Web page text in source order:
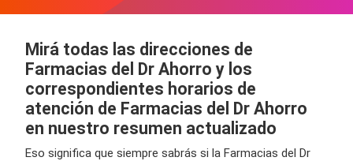
Mirá todas las direcciones de
Farmacias del Dr Ahorro y los
correspondientes horarios de
atención de Farmacias del Dr Ahorro
en nuestro resumen actualizado
Eso significa que siempre sabrás si la Farmacias del Dr